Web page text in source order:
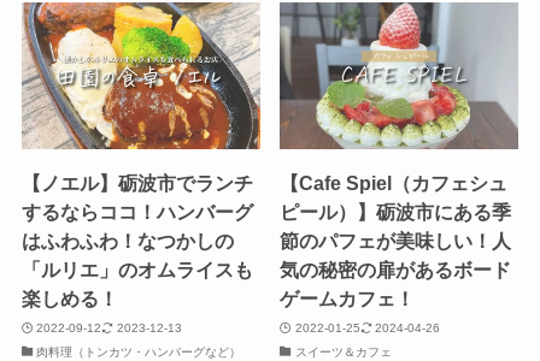
【ノエル】砺波市でランチ
するならココ！ハンバーグ
はふわふわ！なつかしの
「ルリエ」のオムライスも
楽しめる！
2022-09-12
2023-12-13
肉料理（トンカツ・ハンバーグなど）
【Cafe Spiel（カフェシュ
ピール）】砺波市にある季
節のパフェが美味しい！人
気の秘密の扉があるボード
ゲームカフェ！
2022-01-25
2024-04-26
スイーツ＆カフェ